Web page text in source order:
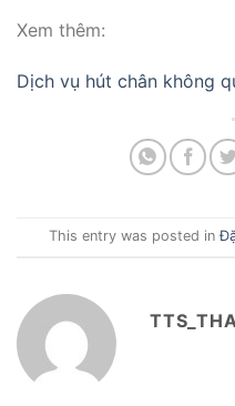
Xem thêm:
Dịch vụ hút chân không
This entry was posted in